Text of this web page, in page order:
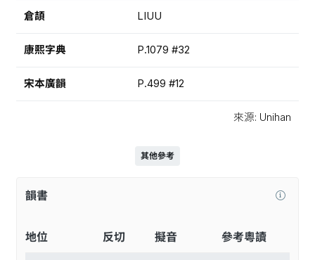
倉頡 LIUU
康熙字典 P.1079 #32
宋本廣韻 P.499 #12
來源: Unihan
其他參考
韻書
地位 反切 擬音 參考粵讀